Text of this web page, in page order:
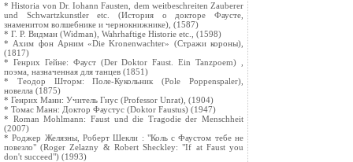
* Historia von Dr. Iohann Fausten, dem weitbeschreiten Zauberer
und Schwartzkunstler etc. (История о докторе Фаусте,
знаменитом волшебнике и чернокнижнике), (1587)
* Г. Р. Видман (Widman), Wahrhaftige Historie etc., (1598)
* Ахим фон Арним «Die Kronenwachter» (Стражи короны),
(1817)
* Генрих Гейне: Фауст (Der Doktor Faust. Ein Tanzpoem) ,
поэма, назначенная для танцев (1851)
* Теодор Шторм: Поле-Кукольник (Pole Poppenspaler),
новелла (1875)
* Генрих Манн: Учитель Гнус (Professor Unrat), (1904)
* Томас Манн: Доктор Фаустус (Doktor Faustus) (1947)
* Roman Mohlmann: Faust und die Tragodie der Menschheit
(2007)
* Роджер Желязны, Роберт Шекли : "Коль с Фаустом тебе не
повезло" (Roger Zelazny & Robert Sheckley: "If at Faust you
don't succeed") (1993)